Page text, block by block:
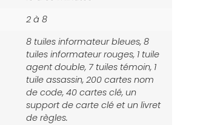
2 à 8
8 tuiles informateur bleues, 8
tuiles informateur rouges, 1 tuile
agent double, 7 tuiles témoin, 1
tuile assassin, 200 cartes nom
de code, 40 cartes clé, un
support de carte clé et un livret
de règles.